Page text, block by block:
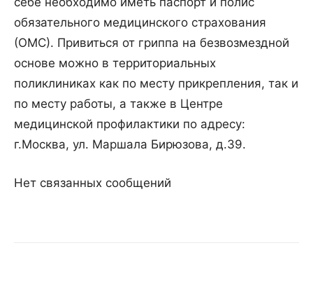
обязательного медицинского страхования
(ОМС). Привиться от гриппа на безвозмездной
основе можно в территориальных
поликлиниках как по месту прикрепления, так и
по месту работы, а также в Центре
медицинской профилактики по адресу:
г.Москва, ул. Маршала Бирюзова, д.39.
Нет связанных сообщений